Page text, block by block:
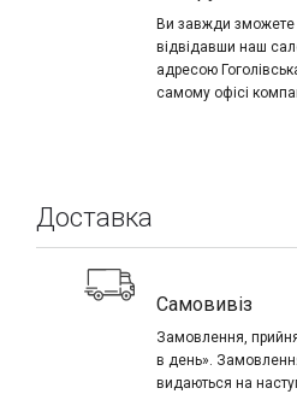
Ви завжди зможете
відвідавши наш
адресою
самому офісі
Доставка
Самовивіз
Замовлення,
в день».
видаються на